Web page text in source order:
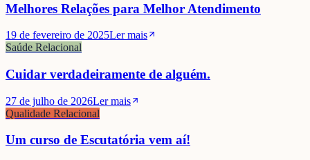
Melhores Relações para Melhor Atendimento
19 de fevereiro de 2025Ler mais
Saúde Relacional
Cuidar verdadeiramente de alguém.
27 de julho de 2026Ler mais
Qualidade Relacional
Um curso de Escutatória vem aí!